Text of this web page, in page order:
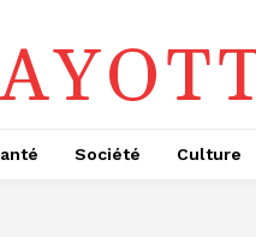
Société Culture